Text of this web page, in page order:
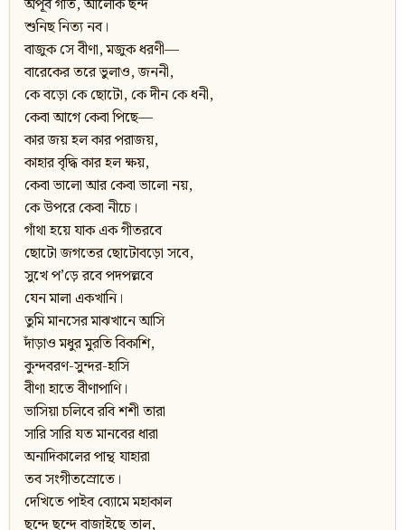
অপূর্ব গীত, আলোক ছন্দ
শুনিছ নিত্য নব।
বাজুক সে বীণা, মজুক ধরণী—
বারেকের তরে ভুলাও, জননী,
কে বড়ো কে ছোটো, কে দীন কে ধনী,
কেবা আগে কেবা পিছে—
কার জয় হল কার পরাজয়,
কাহার বৃদ্ধি কার হল ক্ষয়,
কেবা ভালো আর কেবা ভালো নয়,
কে উপরে কেবা নীচে।
গাঁথা হয়ে যাক এক গীতরবে
ছোটো জগতের ছোটোবড়ো সবে,
সুখে প’ড়ে রবে পদপল্লবে
যেন মালা একখানি।
তুমি মানসের মাঝখানে আসি
দাঁড়াও মধুর মুরতি বিকাশি,
কুন্দবরণ-সুন্দর-হাসি
বীণা হাতে বীণাপাণি।
ভাসিয়া চলিবে রবি শশী তারা
সারি সারি যত মানবের ধারা
অনাদিকালের পান্থ যাহারা
তব সংগীতস্রোতে।
দেখিতে পাইব ব্যোমে মহাকাল
ছন্দে ছন্দে বাজাইছে তাল,